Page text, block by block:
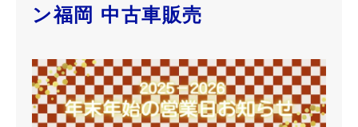
ン福岡 中古車販売